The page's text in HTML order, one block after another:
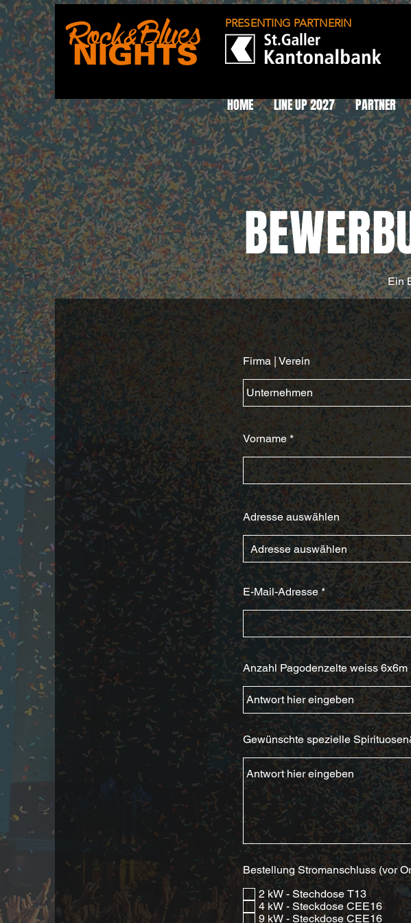
PRESENTING PARTNERIN
HOME LINE UP 2027 PARTNER
Ein
Firma | Verein
Vorname
Adresse auswählen
E-Mail-Adresse
Anzahl Pagodenzelte weiss 6x6m
Gewünschte spezielle
Bestellung Stromanschluss (vor
2 kW - Stechdose T13
4 kW - Steckdose CEE16
9 kW - Steckdose CEE16